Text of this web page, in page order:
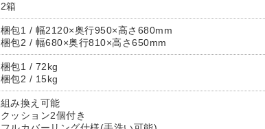
2箱
梱包1 / 幅2120×奥行950×高さ680mm
梱包2 / 幅680×奥行810×高さ650mm
梱包1 / 72kg
梱包2 / 15kg
組み換え可能
クッション2個付き